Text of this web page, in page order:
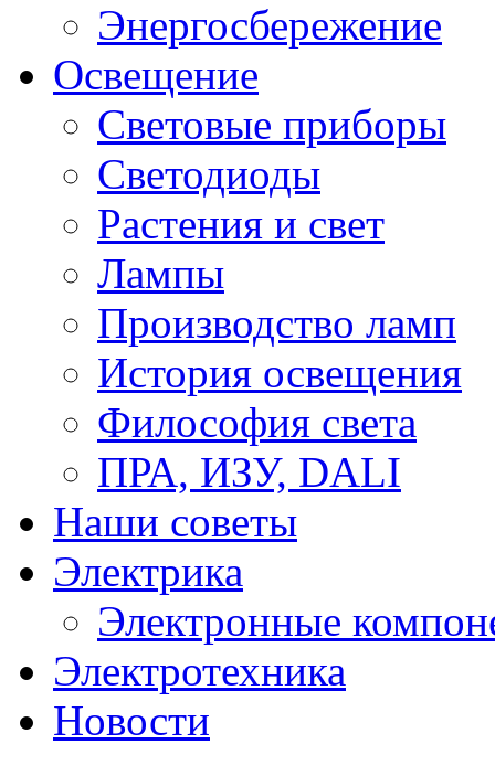
Энергосбережение
Освещение
Световые приборы
Светодиоды
Растения и свет
Лампы
Производство ламп
История освещения
Философия света
ПРА, ИЗУ, DALI
Наши советы
Электрика
Электронные
Электротехника
Новости